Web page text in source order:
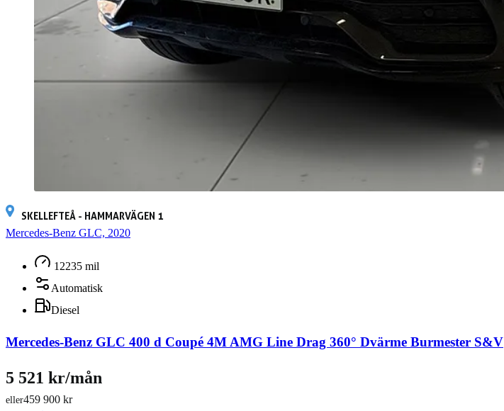
SKELLEFTEÅ - HAMMARVÄGEN 1
Mercedes-Benz GLC, 2020
12235 mil
Automatisk
Diesel
Mercedes-Benz GLC 400 d Coupé 4M AMG Line Drag 360° Dvärme Burmester S&V
459 900 kr
eller
5 521 kr/mån